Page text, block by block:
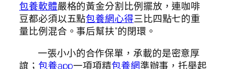
包養軟體嚴格的黃金分割比例擺放，連咖啡
豆都必須以五點包養網心得三比四點七的重
量比例混合。事后幫扶”的閉環。
一張小小的合作保單，承載的是密意厚
誼； 包養app一項項精包養網準辦事，托舉起